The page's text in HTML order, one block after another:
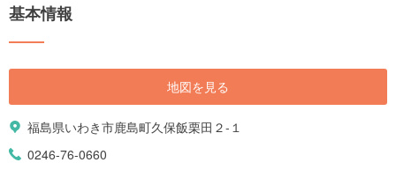
基本情報
地図を見る
福島県いわき市鹿島町久保飯栗田２-１
0246-76-0660